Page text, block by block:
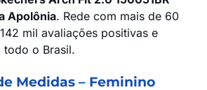
Apolônia. Rede com mais de 60
mil avaliações positivas e
todo o Brasil.
Medidas – Feminino